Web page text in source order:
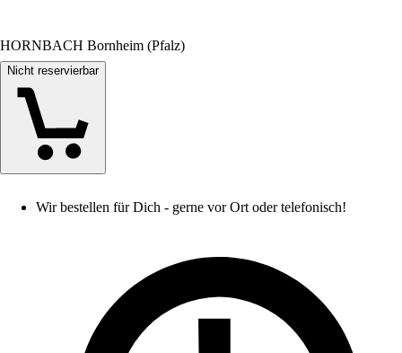
HORNBACH Bornheim (Pfalz)
Nicht reservierbar
Wir bestellen für Dich - gerne vor Ort oder telefonisch!